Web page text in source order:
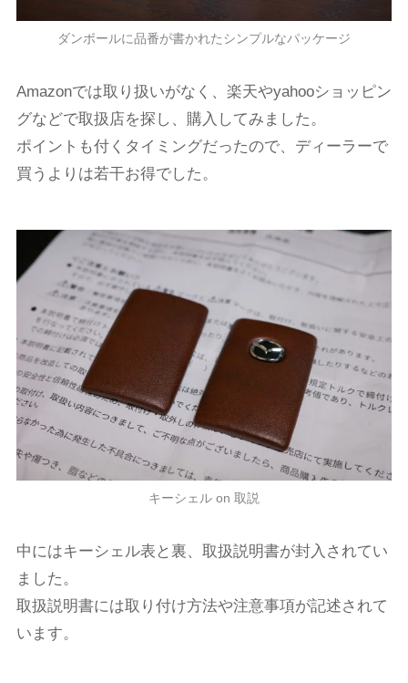
ダンボールに品番が書かれたシンプルなパッケージ
Amazonでは取り扱いがなく、楽天やyahooショッピン
グなどで取扱店を探し、購入してみました。
ポイントも付くタイミングだったので、ディーラーで
買うよりは若干お得でした。
キーシェル on 取説
中にはキーシェル表と裏、取扱説明書が封入されてい
ました。
取扱説明書には取り付け方法や注意事項が記述されて
います。